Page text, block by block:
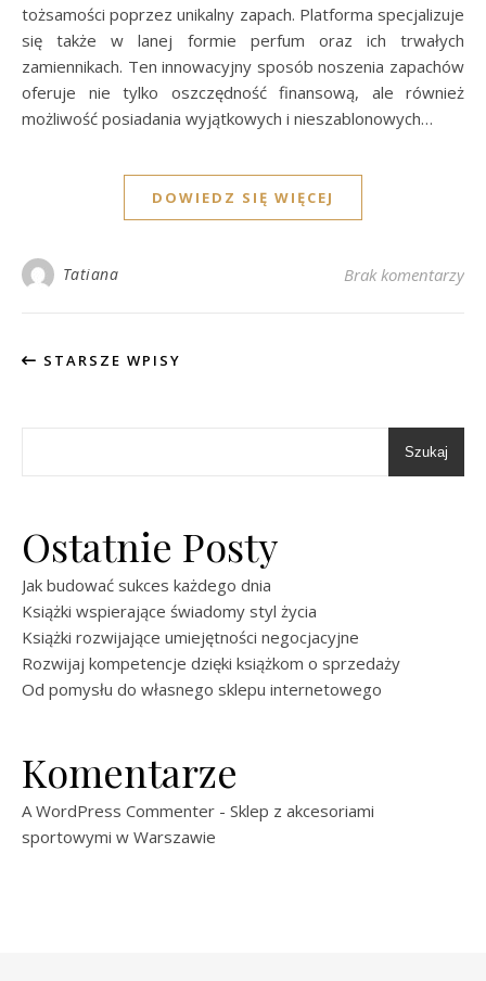
tożsamości poprzez unikalny zapach. Platforma specjalizuje
się także w lanej formie perfum oraz ich trwałych
zamiennikach. Ten innowacyjny sposób noszenia zapachów
oferuje nie tylko oszczędność finansową, ale również
możliwość posiadania wyjątkowych i nieszablonowych…
DOWIEDZ SIĘ WIĘCEJ
Tatiana Brak komentarzy
STARSZE WPISY
Szukaj
Ostatnie Posty
Jak budować sukces każdego dnia
Książki wspierające świadomy styl życia
Książki rozwijające umiejętności negocjacyjne
Rozwijaj kompetencje dzięki książkom o sprzedaży
Od pomysłu do własnego sklepu internetowego
Komentarze
A WordPress Commenter - Sklep z akcesoriami
sportowymi w Warszawie